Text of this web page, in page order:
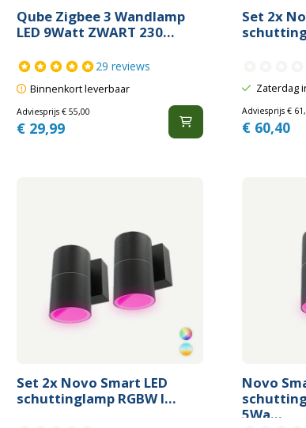
Qube Zigbee 3 Wandlamp
LED 9Watt ZWART 230...
29 reviews
Binnenkort leverbaar
Adviesprijs€ 55,00
€ 29,99
Set 2x
Zaterdag
Adviesprijs€
€ 60,40
Set 2x Novo Smart LED
schuttinglamp RGBW I...
Novo
5Wa...